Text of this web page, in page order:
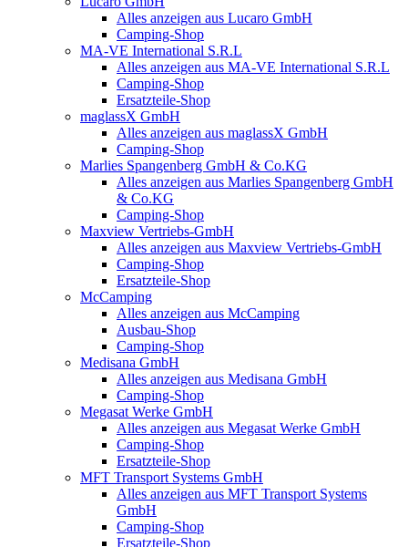
Alles anzeigen aus Lucaro GmbH
Camping-Shop
MA-VE International S.R.L
Alles anzeigen aus MA-VE International S.R.L
Camping-Shop
Ersatzteile-Shop
maglassX GmbH
Alles anzeigen aus maglassX GmbH
Camping-Shop
Marlies Spangenberg GmbH & Co.KG
Alles anzeigen aus Marlies Spangenberg GmbH
& Co.KG
Camping-Shop
Maxview Vertriebs-GmbH
Alles anzeigen aus Maxview Vertriebs-GmbH
Camping-Shop
Ersatzteile-Shop
McCamping
Alles anzeigen aus McCamping
Ausbau-Shop
Camping-Shop
Medisana GmbH
Alles anzeigen aus Medisana GmbH
Camping-Shop
Megasat Werke GmbH
Alles anzeigen aus Megasat Werke GmbH
Camping-Shop
Ersatzteile-Shop
MFT Transport Systems GmbH
Alles anzeigen aus MFT Transport Systems
GmbH
Camping-Shop
Ersatzteile-Shop